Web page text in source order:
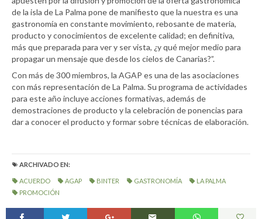
de la isla de La Palma pone de manifiesto que la nuestra es una
gastronomía en constante movimiento, rebosante de materia,
producto y conocimientos de excelente calidad; en definitiva,
más que preparada para ver y ser vista, ¿y qué mejor medio para
propagar un mensaje que desde los cielos de Canarias?”.
Con más de 300 miembros, la AGAP es una de las asociaciones
con más representación de La Palma. Su programa de actividades
para este año incluye acciones formativas, además de
demostraciones de producto y la celebración de ponencias para
dar a conocer el producto y formar sobre técnicas de elaboración.
ARCHIVADO EN:
ACUERDO AGAP BINTER GASTRONOMÍA
LA PALMA
PROMOCIÓN